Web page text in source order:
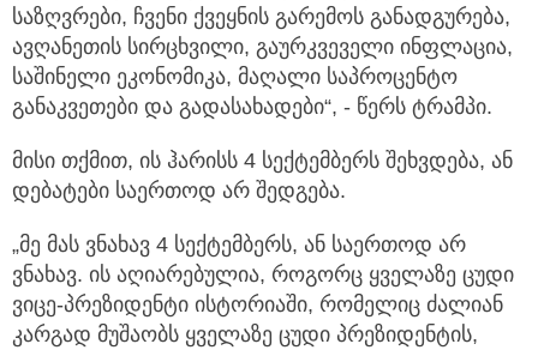
საზღვრები, ჩვენი ქვეყნის გარემოს განადგურება,
ავღანეთის სირცხვილი, გაურკვეველი ინფლაცია,
საშინელი ეკონომიკა, მაღალი საპროცენტო
განაკვეთები და გადასახადები“, - წერს ტრამპი.
მისი თქმით, ის ჰარისს 4 სექტემბერს შეხვდება, ან
დებატები საერთოდ არ შედგება.
„მე მას ვნახავ 4 სექტემბერს, ან საერთოდ არ
ვნახავ. ის აღიარებულია, როგორც ყველაზე ცუდი
ვიცე-პრეზიდენტი ისტორიაში, რომელიც ძალიან
კარგად მუშაობს ყველაზე ცუდი პრეზიდენტის,